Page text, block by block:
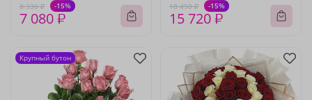
8 330 ₽ -15%
7 080 ₽
18 490 ₽ -15%
15 720 ₽
Крупный бутон